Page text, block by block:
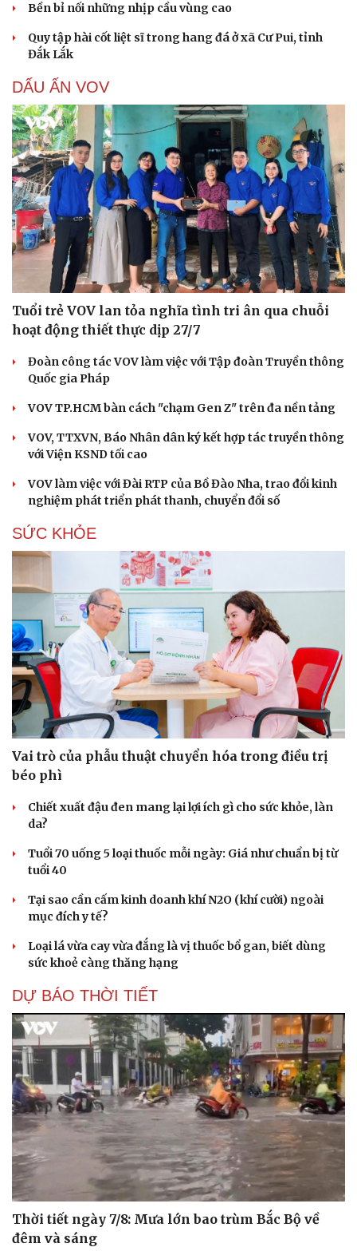
Cải chính
Bền bỉ nối những nhịp cầu vùng cao
Quy tập hài cốt liệt sĩ trong hang đá ở xã Cư Pui, tỉnh
Đắk Lắk
DẤU ẤN VOV
Tuổi trẻ VOV lan tỏa nghĩa tình tri ân qua chuỗi
hoạt động thiết thực dịp 27/7
Đoàn công tác VOV làm việc với Tập đoàn Truyền thông
Quốc gia Pháp
VOV TP.HCM bàn cách "chạm Gen Z" trên đa nền tảng
VOV, TTXVN, Báo Nhân dân ký kết hợp tác truyền thông
với Viện KSND tối cao
VOV làm việc với Đài RTP của Bồ Đào Nha, trao đổi kinh
nghiệm phát triển phát thanh, chuyển đổi số
SỨC KHỎE
Vai trò của phẫu thuật chuyển hóa trong điều trị
béo phì
Chiết xuất đậu đen mang lại lợi ích gì cho sức khỏe, làn
da?
Tuổi 70 uống 5 loại thuốc mỗi ngày: Giá như chuẩn bị từ
tuổi 40
Tại sao cần cấm kinh doanh khí N2O (khí cười) ngoài
mục đích y tế?
Loại lá vừa cay vừa đắng là vị thuốc bổ gan, biết dùng
sức khoẻ càng thăng hạng
DỰ BÁO THỜI TIẾT
Thời tiết ngày 7/8: Mưa lớn bao trùm Bắc Bộ về
đêm và sáng